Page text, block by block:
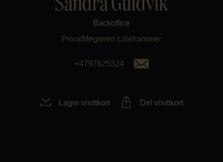
Fritidseiendom
Finansiering
Kontor og megler
Digital boligannonsering
Backoffice
PrivatMegleren
Lillehammer
+4797625324
Lagre visittkort Del visittkort